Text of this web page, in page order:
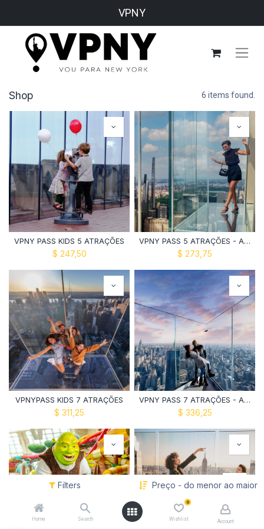
Filters Preço - do menor ao maior
Home Search
0
Wishlist Account
VPNY
Shop 6 items found.
VPNY PASS KIDS 5 ATRAÇÕES
$ 247,50
VPNY PASS 5 ATRAÇÕES - Adulto
$ 273,75
VPNYPASS KIDS 7 ATRAÇÕES
$ 311,25
VPNY PASS 7 ATRAÇÕES - Adulto
$ 336,25